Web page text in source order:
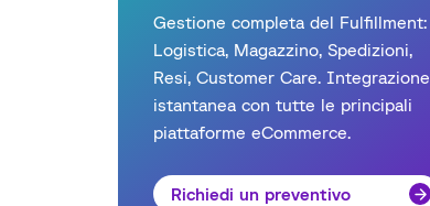
Gestione completa del Fulfillment:
Logistica, Magazzino, Spedizioni,
Resi, Customer Care. Integrazione
istantanea con tutte le principali
piattaforme eCommerce.
Richiedi un preventivo